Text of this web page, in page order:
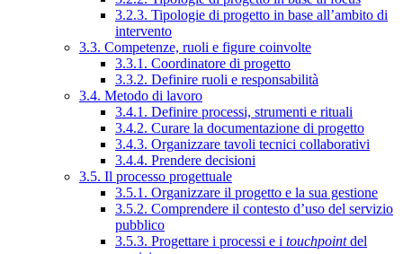
3.2.3. Tipologie di progetto in base all’ambito di
intervento
3.3. Competenze, ruoli e figure coinvolte
3.3.1. Coordinatore di progetto
3.3.2. Definire ruoli e responsabilità
3.4. Metodo di lavoro
3.4.1. Definire processi, strumenti e rituali
3.4.2. Curare la documentazione di progetto
3.4.3. Organizzare tavoli tecnici collaborativi
3.4.4. Prendere decisioni
3.5. Il processo progettuale
3.5.1. Organizzare il progetto e la sua gestione
3.5.2. Comprendere il contesto d’uso del servizio
pubblico
3.5.3. Progettare i processi e i touchpointdel